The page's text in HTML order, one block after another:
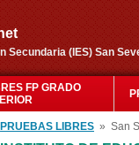
Secundaria (IES) San
FP GRADO
PRUEBAS LIBRES » San